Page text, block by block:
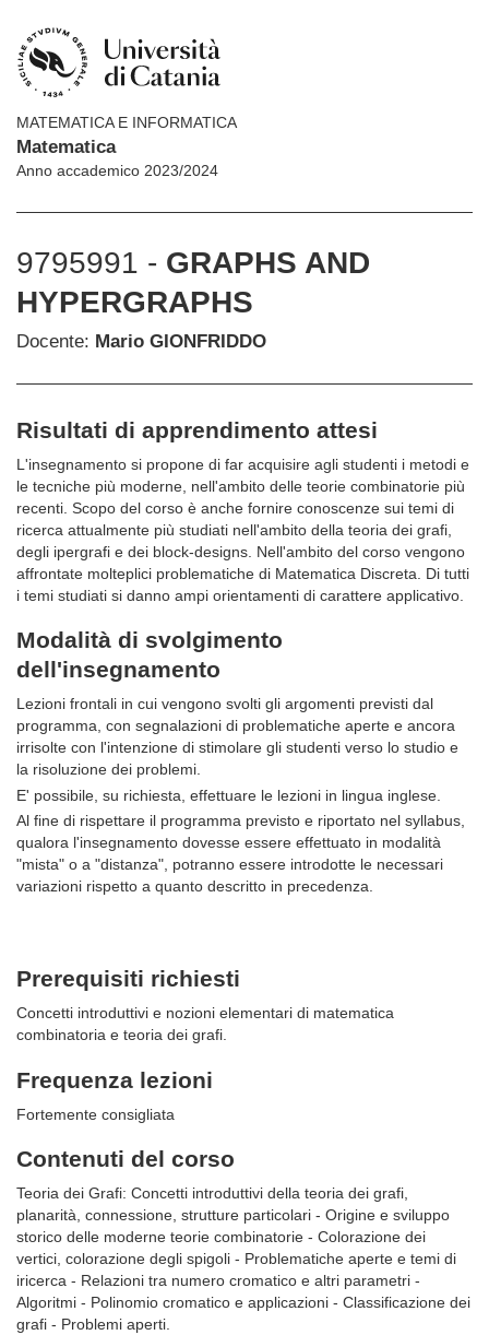
MATEMATICA E INFORMATICA
Matematica
Anno accademico 2023/2024
9795991 - GRAPHS AND
HYPERGRAPHS
Docente: Mario GIONFRIDDO
Risultati di apprendimento attesi
L'insegnamento si propone di far acquisire agli studenti i metodi e
le tecniche più moderne, nell'ambito delle teorie combinatorie più
recenti. Scopo del corso è anche fornire conoscenze sui temi di
ricerca attualmente più studiati nell'ambito della teoria dei grafi,
degli ipergrafi e dei block-designs. Nell'ambito del corso vengono
affrontate molteplici problematiche di Matematica Discreta. Di tutti
i temi studiati si danno ampi orientamenti di carattere applicativo.
Modalità di svolgimento
dell'insegnamento
Lezioni frontali in cui vengono svolti gli argomenti previsti dal
programma, con segnalazioni di problematiche aperte e ancora
irrisolte con l'intenzione di stimolare gli studenti verso lo studio e
la risoluzione dei problemi.
E' possibile, su richiesta, effettuare le lezioni in lingua inglese.
Al fine di rispettare il programma previsto e riportato nel syllabus,
qualora l'insegnamento dovesse essere effettuato in modalità
"mista" o a "distanza", potranno essere introdotte le necessari
variazioni rispetto a quanto descritto in precedenza.
Prerequisiti richiesti
Concetti introduttivi e nozioni elementari di matematica
combinatoria e teoria dei grafi.
Frequenza lezioni
Fortemente consigliata
Contenuti del corso
Teoria dei Grafi: Concetti introduttivi della teoria dei grafi,
planarità, connessione, strutture particolari - Origine e sviluppo
storico delle moderne teorie combinatorie - Colorazione dei
vertici, colorazione degli spigoli - Problematiche aperte e temi di
iricerca - Relazioni tra numero cromatico e altri parametri -
Algoritmi - Polinomio cromatico e applicazioni - Classificazione dei
grafi - Problemi aperti.